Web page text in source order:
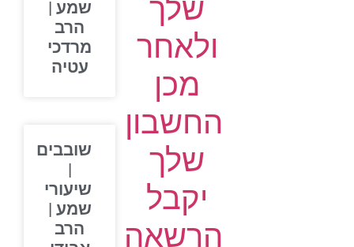
שלך
ולאחר
מכן
החשבון
שלך
יקבל
הרשאה
שמע |
הרב
מרדכי
עטיה
שובבים
שיעורי
שמע |
הרב